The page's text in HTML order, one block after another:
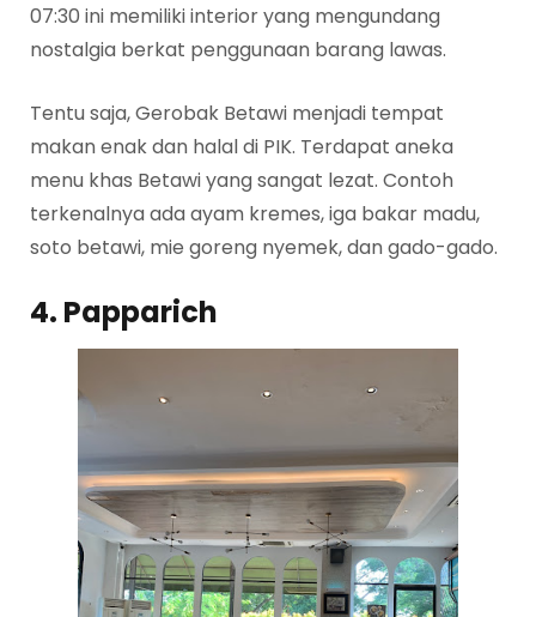
07:30 ini memiliki interior yang mengundang
nostalgia berkat penggunaan barang lawas.
Tentu saja, Gerobak Betawi menjadi tempat
makan enak dan halal di PIK. Terdapat aneka
menu khas Betawi yang sangat lezat. Contoh
terkenalnya ada ayam kremes, iga bakar madu,
soto betawi, mie goreng nyemek, dan gado-gado.
4. Papparich